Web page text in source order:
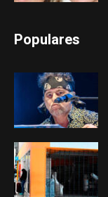
Populares